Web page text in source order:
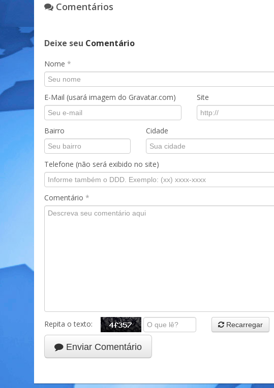
Comentários
Deixe seu Comentário
Nome *
E-Mail (usará imagem do Gravatar.com) Site
Bairro Cidade
Telefone (não será exibido no site)
Comentário *
Repita o texto: Recarregar
Enviar Comentário